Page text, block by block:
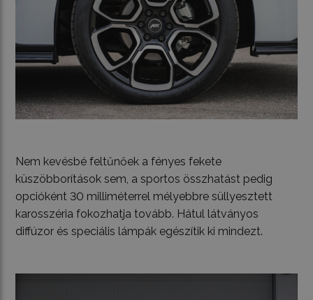
Nem kevésbé feltűnőek a fényes fekete
küszöbborítások sem, a sportos összhatást pedig
opcióként 30 milliméterrel mélyebbre süllyesztett
karosszéria fokozhatja tovább. Hátul látványos
diffúzor és speciális lámpák egészítik ki mindezt.